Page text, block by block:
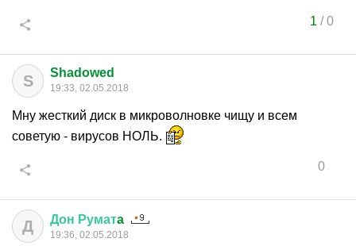
1 /0
S Shadowed
19:33, 02.05.2018
Мну жесткий диск в микроволновке чищу и всем
советую - вирусов НОЛЬ.
0
Д Дон Руматa
19:36, 02.05.2018